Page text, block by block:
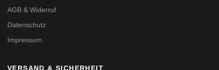
AGB & Widerruf
Datenschutz
Impressum
VERSAND & SICHERHEIT